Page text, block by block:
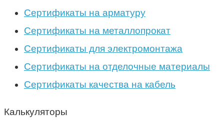
Сертификаты на арматуру
Сертификаты на металлопрокат
Сертификаты для электромонтажа
Сертификаты на отделочные материалы
Сертификаты качества на кабель
Калькуляторы